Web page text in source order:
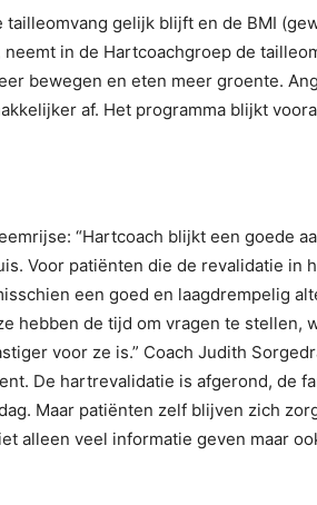
gelijk blijft en de BMI
in de Hartcoachgroep de
bewegen en eten meer groente.
af. Het programma blijkt
“Hartcoach blijkt een goede
Voor patiënten die de revalidatie in
een goed en laagdrempelig
hebben de tijd om vragen te stellen,
voor ze is.” Coach Judith
De hartrevalidatie is afgerond, de
Maar patiënten zelf blijven zich
alleen veel informatie geven maar